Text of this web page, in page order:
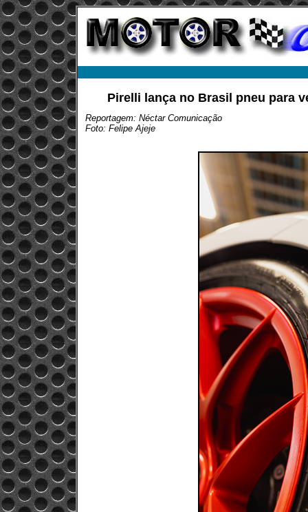
Pirelli lança no Brasil pneu para
Reportagem: Néctar Comunicação
Foto: Felipe Ajeje